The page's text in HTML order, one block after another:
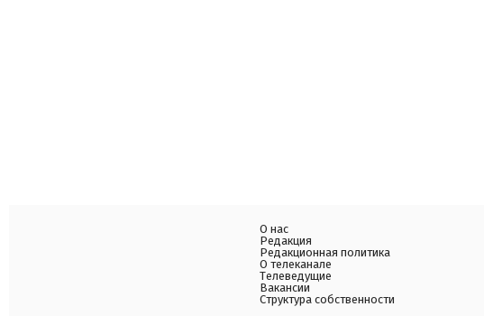
О нас
Редакция
Редакционная политика
О телеканале
Телеведущие
Вакансии
Структура собственности